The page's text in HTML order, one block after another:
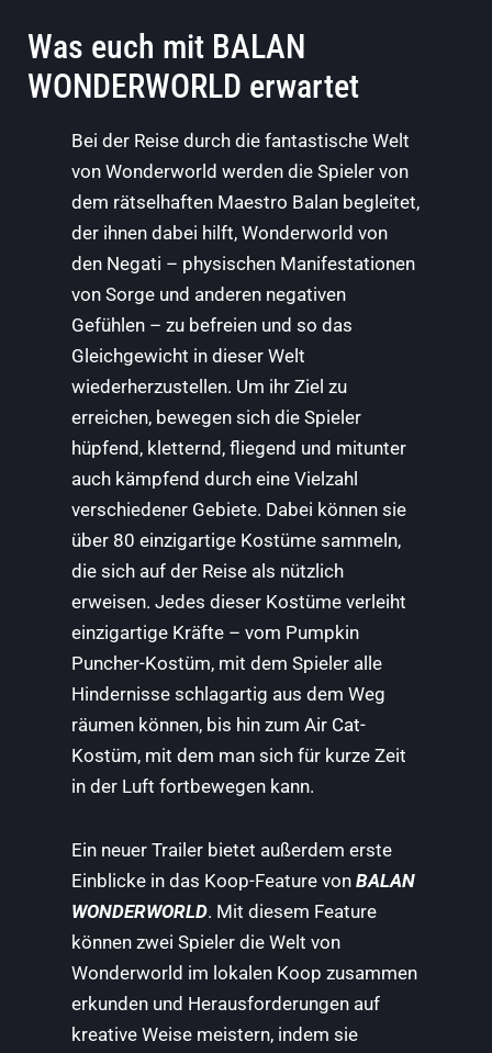
Was euch mit BALAN
WONDERWORLD erwartet
Bei der Reise durch die fantastische Welt
von Wonderworld werden die Spieler von
dem rätselhaften Maestro Balan begleitet,
der ihnen dabei hilft, Wonderworld von
den Negati – physischen Manifestationen
von Sorge und anderen negativen
Gefühlen – zu befreien und so das
Gleichgewicht in dieser Welt
wiederherzustellen. Um ihr Ziel zu
erreichen, bewegen sich die Spieler
hüpfend, kletternd, fliegend und mitunter
auch kämpfend durch eine Vielzahl
verschiedener Gebiete. Dabei können sie
über 80 einzigartige Kostüme sammeln,
die sich auf der Reise als nützlich
erweisen. Jedes dieser Kostüme verleiht
einzigartige Kräfte – vom Pumpkin
Puncher-Kostüm, mit dem Spieler alle
Hindernisse schlagartig aus dem Weg
räumen können, bis hin zum Air Cat-
Kostüm, mit dem man sich für kurze Zeit
in der Luft fortbewegen kann.
Ein neuer Trailer bietet außerdem erste
Einblicke in das Koop-Feature von BALAN
WONDERWORLD. Mit diesem Feature
können zwei Spieler die Welt von
Wonderworld im lokalen Koop zusammen
erkunden und Herausforderungen auf
kreative Weise meistern, indem sie